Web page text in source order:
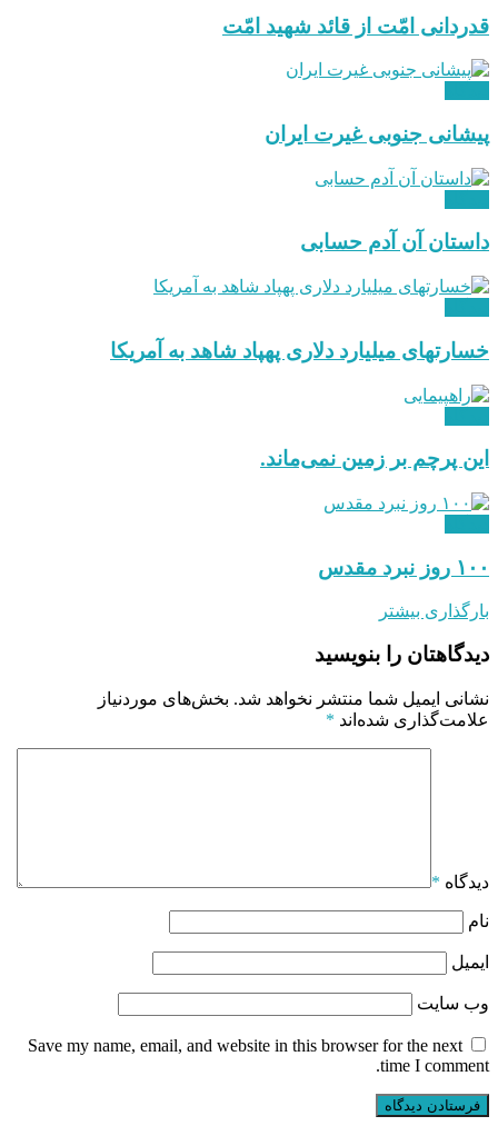
قدردانی امّت از قائد شهید امّت
پیشانی جنوبی غیرت ایران
داستان آن آدم حسابی
خسارتهای میلیارد دلاری پهپاد شاهد به آمریکا
این پرچم بر زمین نمی‌ماند.
۱۰۰ روز نبرد مقدس
بارگذاری بیشتر
دیدگاهتان را بنویسید
نشانی ایمیل شما منتشر نخواهد شد. بخش‌های موردنیاز
علامت‌گذاری شده‌اند *
دیدگاه *
نام
ایمیل
وب‌ سایت
Save my name, email, and website in this browser for the next
time I comment.